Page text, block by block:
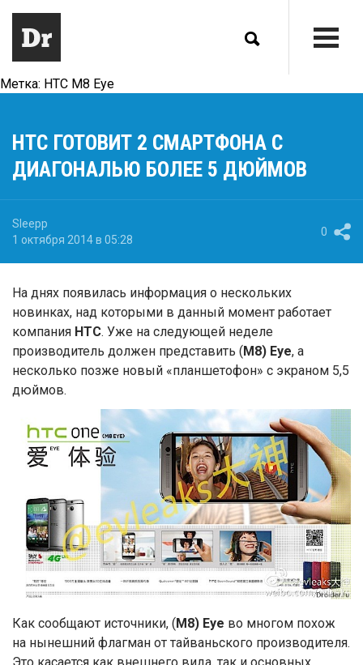
Метка: HTC M8 Eye
HTC ГОТОВИТ 2 СМАРТФОНА С
ДИАГОНАЛЬЮ БОЛЕЕ 5 ДЮЙМОВ
Sleepp
1 октября 2014 в 05:28
0
На днях появилась информация о нескольких
новинках, над которыми в данный момент работает
компания HTC. Уже на следующей неделе
производитель должен представить (M8) Eye, а
несколько позже новый «планшетофон» с экраном 5,5
дюймов.
Как сообщают источники, ( M8) Eye во многом похож
на нынешний флагман от тайваньского производителя.